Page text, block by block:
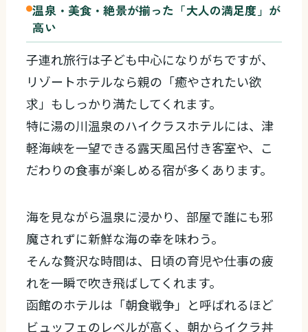
温泉・美食・絶景が揃った「大人の満足度」が
高い
子連れ旅行は子ども中心になりがちですが、
リゾートホテルなら親の「癒やされたい欲
求」もしっかり満たしてくれます。
特に湯の川温泉のハイクラスホテルには、津
軽海峡を一望できる露天風呂付き客室や、こ
だわりの食事が楽しめる宿が多くあります。
海を見ながら温泉に浸かり、部屋で誰にも邪
魔されずに新鮮な海の幸を味わう。
そんな贅沢な時間は、日頃の育児や仕事の疲
れを一瞬で吹き飛ばしてくれます。
函館のホテルは「朝食戦争」と呼ばれるほど
ビュッフェのレベルが高く、朝からイクラ丼